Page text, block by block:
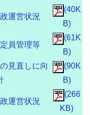
運営状況
(40K
B)
員管理等
(61K
B)
見直しに向
(90K
B)
運営状況
(266
KB)